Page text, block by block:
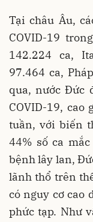
Tại châu Âu,
COVID-19
142.224 ca,
97.464 ca,
qua, nước Đức
COVID-19, cao
tuần, với biến
44% số ca
bệnh lây lan,
lãnh thổ trên
có nguy cơ cao
phức tạp. Như